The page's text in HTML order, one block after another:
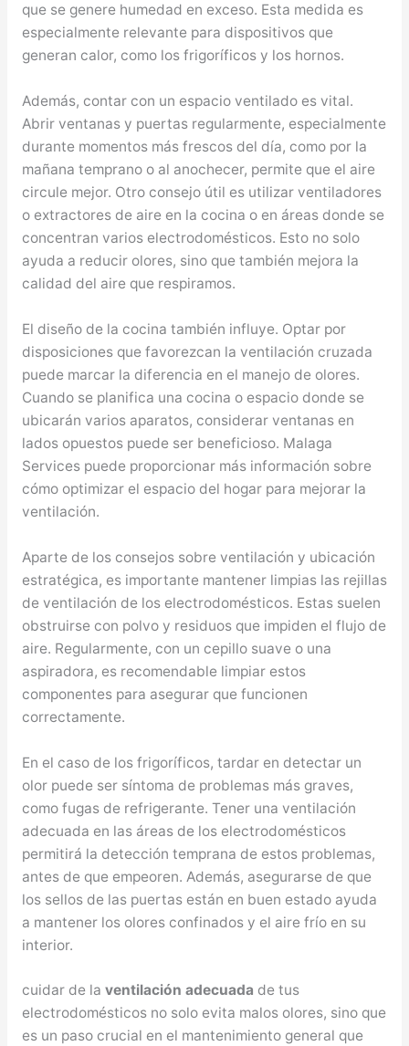
que se genere humedad en exceso. Esta medida es
especialmente relevante para dispositivos que
generan calor, como los frigoríficos y los hornos.
Además, contar con un espacio ventilado es vital.
Abrir ventanas y puertas regularmente, especialmente
durante momentos más frescos del día, como por la
mañana temprano o al anochecer, permite que el aire
circule mejor. Otro consejo útil es utilizar ventiladores
o extractores de aire en la cocina o en áreas donde se
concentran varios electrodomésticos. Esto no solo
ayuda a reducir olores, sino que también mejora la
calidad del aire que respiramos.
El diseño de la cocina también influye. Optar por
disposiciones que favorezcan la ventilación cruzada
puede marcar la diferencia en el manejo de olores.
Cuando se planifica una cocina o espacio donde se
ubicarán varios aparatos, considerar ventanas en
lados opuestos puede ser beneficioso. Malaga
Services puede proporcionar más información sobre
cómo optimizar el espacio del hogar para mejorar la
ventilación.
Aparte de los consejos sobre ventilación y ubicación
estratégica, es importante mantener limpias las rejillas
de ventilación de los electrodomésticos. Estas suelen
obstruirse con polvo y residuos que impiden el flujo de
aire. Regularmente, con un cepillo suave o una
aspiradora, es recomendable limpiar estos
componentes para asegurar que funcionen
correctamente.
En el caso de los frigoríficos, tardar en detectar un
olor puede ser síntoma de problemas más graves,
como fugas de refrigerante. Tener una ventilación
adecuada en las áreas de los electrodomésticos
permitirá la detección temprana de estos problemas,
antes de que empeoren. Además, asegurarse de que
los sellos de las puertas están en buen estado ayuda
a mantener los olores confinados y el aire frío en su
interior.
cuidar de la ventilación adecuada de tus
electrodomésticos no solo evita malos olores, sino que
es un paso crucial en el mantenimiento general que